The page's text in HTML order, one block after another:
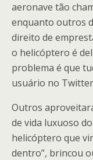
aeronave tão
enquanto outros
direito de
o helicóptero é
problema é que
usuário no
Outros
de vida luxuoso
helicóptero que
dentro”, brincou